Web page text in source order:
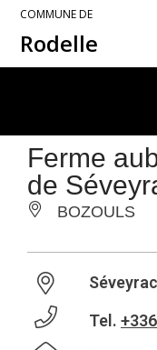
COMMUNE DE
Rodelle
Ferme
de
BOZOULS
Tel.